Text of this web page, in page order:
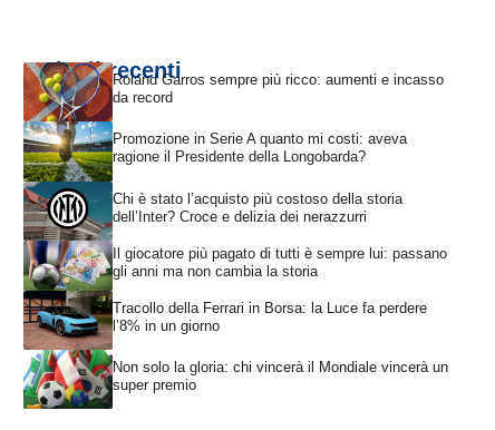
Articoli recentiRoland Garros sempre più ricco: aumenti e incasso
da record
Promozione in Serie A quanto mi costi: aveva
ragione il Presidente della Longobarda?
Chi è stato l’acquisto più costoso della storia
dell’Inter? Croce e delizia dei nerazzurri
Il giocatore più pagato di tutti è sempre lui: passano
gli anni ma non cambia la storia
Tracollo della Ferrari in Borsa: la Luce fa perdere
l’8% in un giorno
Non solo la gloria: chi vincerà il Mondiale vincerà un
super premio